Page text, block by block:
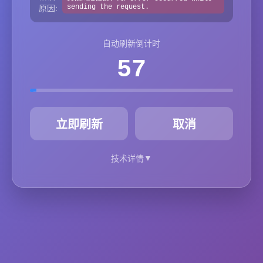
原因:
sending the request.
自动刷新倒计时
57
立即刷新 取消
技术详情▼